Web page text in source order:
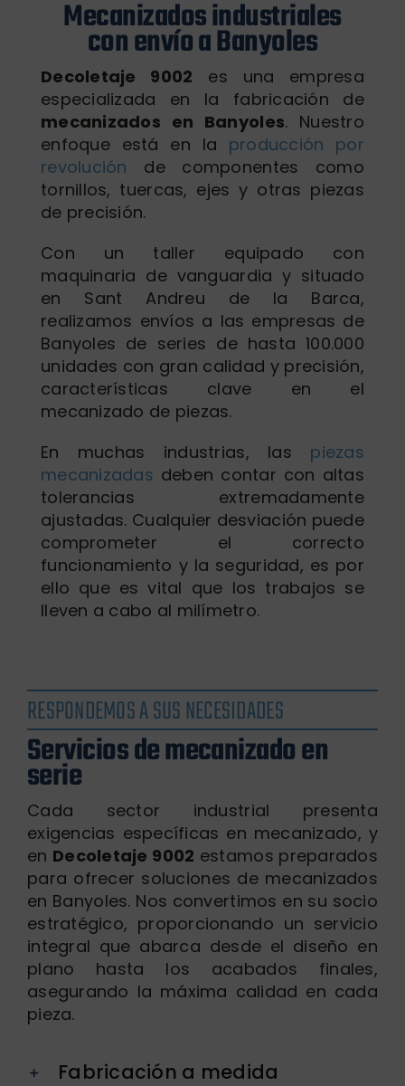
Nosotros
Contacto
Mecanizados industriales
con envío a Banyoles
Decoletaje 9002 es una empresa
especializada en la fabricación de
mecanizados en Banyoles. Nuestro
enfoque está en la producción por
revolución de componentes como
tornillos, tuercas, ejes y otras piezas
de precisión.
Con un taller equipado con
maquinaria de vanguardia y situado
en Sant Andreu de la Barca,
realizamos envíos a las empresas de
Banyoles de series de hasta 100.000
unidades con gran calidad y precisión,
características clave en el
mecanizado de piezas.
En muchas industrias, las piezas
mecanizadas deben contar con altas
tolerancias extremadamente
ajustadas. Cualquier desviación puede
comprometer el correcto
funcionamiento y la seguridad, es por
ello que es vital que los trabajos se
lleven a cabo al milímetro.
RESPONDEMOS A SUS NECESIDADES
Servicios de mecanizado en
serie
Cada sector industrial presenta
exigencias específicas en mecanizado, y
en Decoletaje 9002 estamos preparados
para ofrecer soluciones de mecanizados
en Banyoles. Nos convertimos en su socio
estratégico, proporcionando un servicio
integral que abarca desde el diseño en
plano hasta los acabados finales,
asegurando la máxima calidad en cada
pieza.
Fabricación a medida